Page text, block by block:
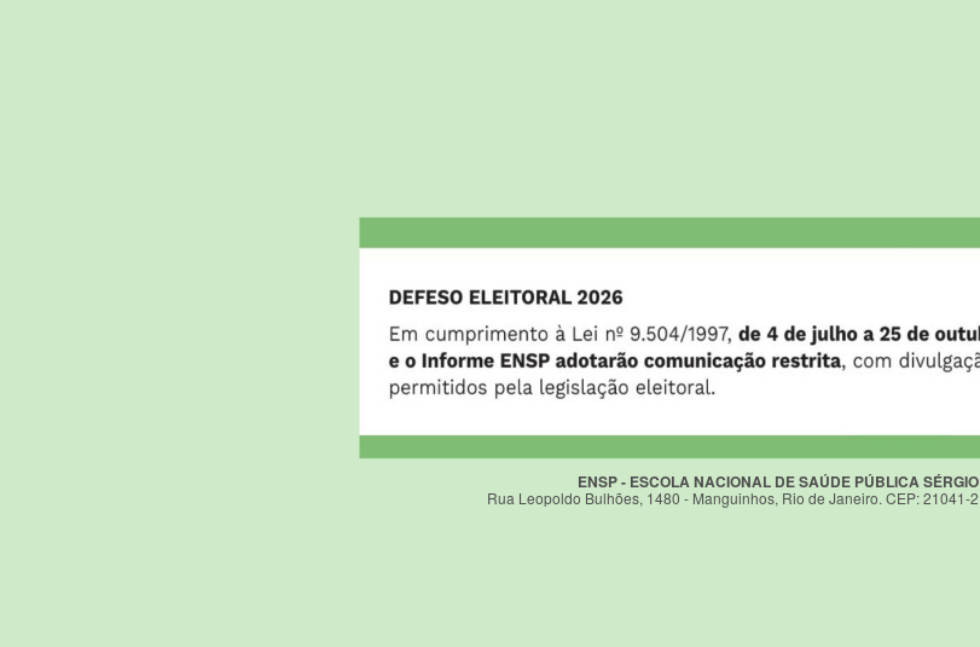
ENSP - ESCOLA NACIONAL DE SAÚDE PÚBLICA
Rua Leopoldo Bulhões, 1480 - Manguinhos, Rio de Janeiro. CEP: 21041-